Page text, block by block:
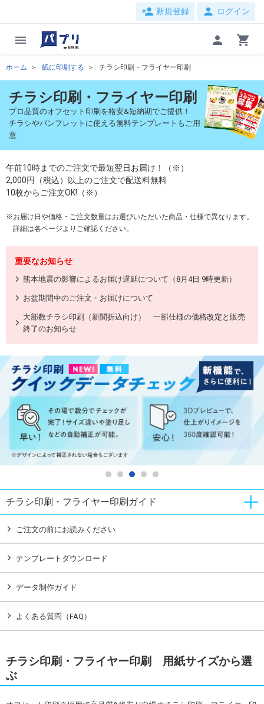
person_add 新規登録 person ログイン
menu person shopping_cart
ホーム 紙に印刷する チラシ印刷・フライヤー印刷
チラシ印刷・フライヤー印刷
プロ品質のオフセット印刷を格安&短納期でご提供！
チラシやパンフレットに使える無料テンプレートもご用
意
午前10時までのご注文で最短翌日お届け！（※）
2,000円（税込）以上のご注文で配送料無料
10枚からご注文OK!（※）
お届け日や価格・ご注文数量はお選びいただいた商品・仕様で異なります。
詳細は各ページよりご確認ください。
重要なお知らせ
熊本地震の影響によるお届け遅延について（8月4日 9時更新）
お盆期間中のご注文・お届けについて
大部数チラシ印刷（新聞折込向け） 一部仕様の価格改定と販売
終了のお知らせ
チラシ印刷・フライヤー印刷ガイド
ご注文の前にお読みください
テンプレートダウンロード
データ制作ガイド
よくある質問（FAQ）
チラシ印刷・フライヤー印刷 用紙サイズから選
ぶ